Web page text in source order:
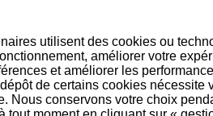
utilisent des cookies ou
améliorer votre
et améliorer les
de certains cookies nécessite
Nous conservons votre choix